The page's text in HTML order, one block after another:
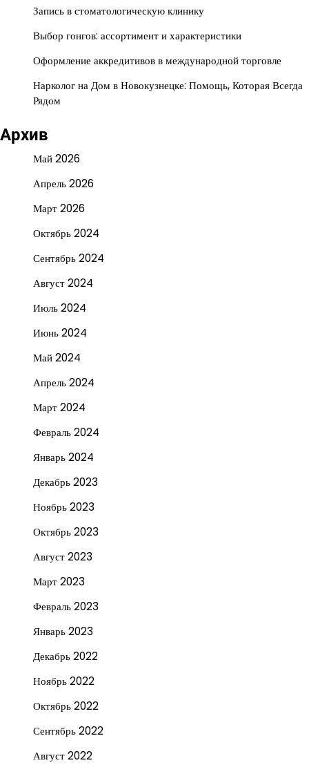
Запись в стоматологическую клинику
Выбор гонгов: ассортимент и характеристики
Оформление аккредитивов в международной торговле
Нарколог на Дом в Новокузнецке: Помощь, Которая Всегда
Рядом
Архив
Май 2026
Апрель 2026
Март 2026
Октябрь 2024
Сентябрь 2024
Август 2024
Июль 2024
Июнь 2024
Май 2024
Апрель 2024
Март 2024
Февраль 2024
Январь 2024
Декабрь 2023
Ноябрь 2023
Октябрь 2023
Август 2023
Март 2023
Февраль 2023
Январь 2023
Декабрь 2022
Ноябрь 2022
Октябрь 2022
Сентябрь 2022
Август 2022